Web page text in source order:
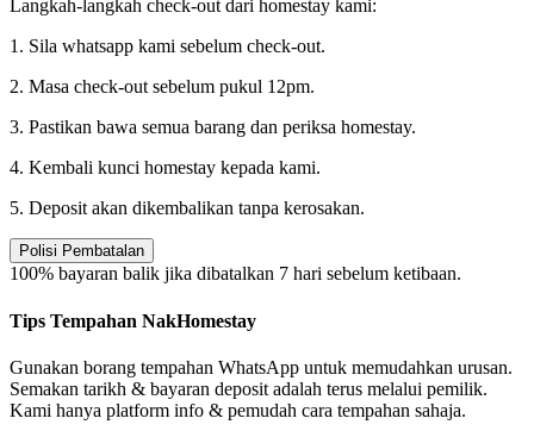
Langkah-langkah check-out dari homestay kami:
1. Sila whatsapp kami sebelum check-out.
2. Masa check-out sebelum pukul 12pm.
3. Pastikan bawa semua barang dan periksa homestay.
4. Kembali kunci homestay kepada kami.
5. Deposit akan dikembalikan tanpa kerosakan.
Polisi Pembatalan
100% bayaran balik jika dibatalkan 7 hari sebelum ketibaan.
Tips Tempahan NakHomestay
Gunakan borang tempahan WhatsApp untuk memudahkan urusan.
Semakan tarikh & bayaran deposit adalah terus melalui pemilik.
Kami hanya platform info & pemudah cara tempahan sahaja.